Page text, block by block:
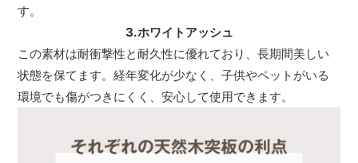
す。
3.ホワイトアッシュ
この素材は耐衝撃性と耐久性に優れており、長期間美しい
状態を保てます。経年変化が少なく、子供やペットがいる
環境でも傷がつきにくく、安心して使用できます。